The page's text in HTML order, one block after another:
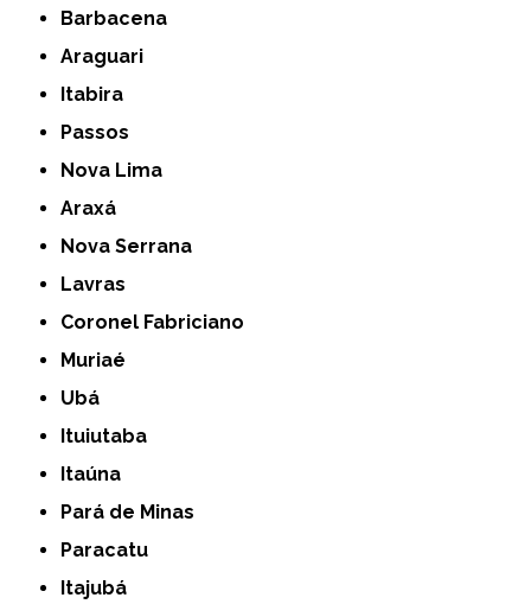
Barbacena
Araguari
Itabira
Passos
Nova Lima
Araxá
Nova Serrana
Lavras
Coronel Fabriciano
Muriaé
Ubá
Ituiutaba
Itaúna
Pará de Minas
Paracatu
Itajubá